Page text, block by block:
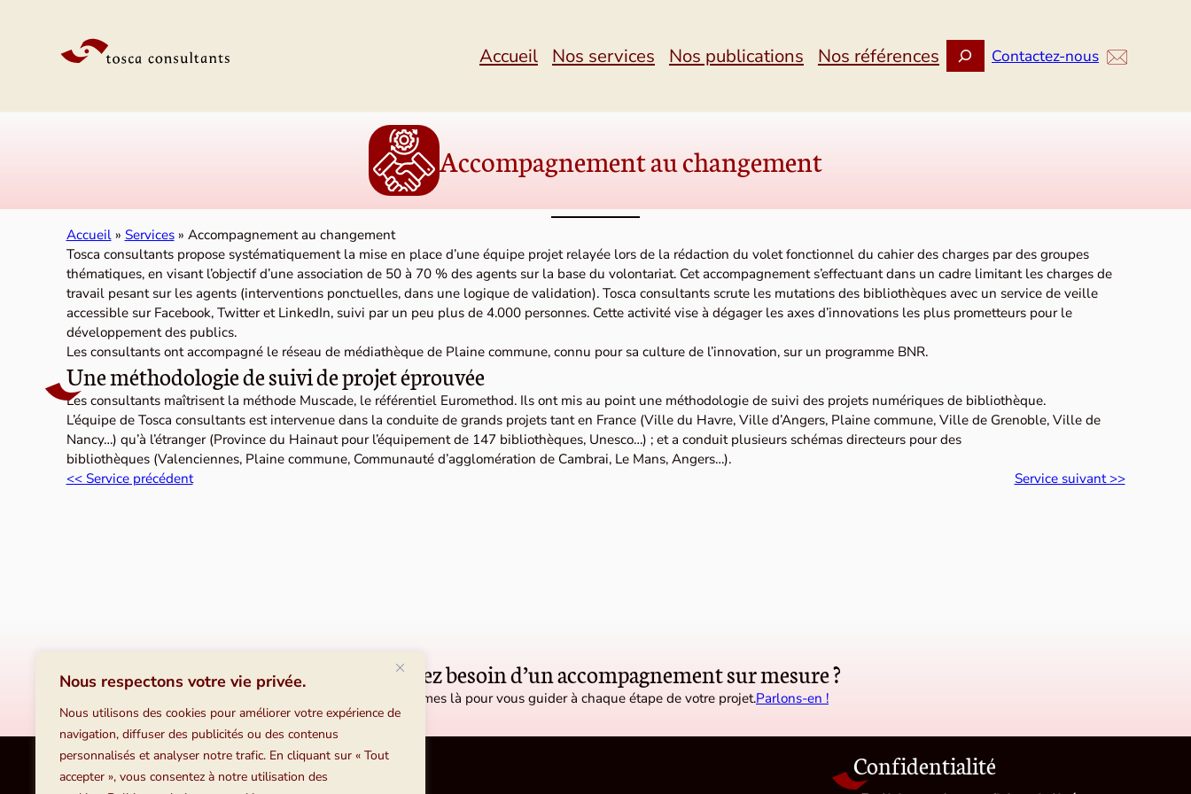
Nous respectons votre vie privée.
Nous utilisons des cookies pour améliorer votre expérience de
navigation, diffuser des publicités ou des contenus
personnalisés et analyser notre trafic. En cliquant sur « Tout
accepter », vous consentez à notre utilisation des
Accueil Nos services Nos publications Nos références RechercherContactez-nous
Accompagnement au changement
Accueil» Services» Accompagnement au changement
Tosca consultants propose systématiquement la mise en place d’une équipe projet relayée lors de la rédaction du volet fonctionnel du cahier des charges par des groupes
thématiques, en visant l’objectif d’une association de 50 à 70 % des agents sur la base du volontariat. Cet accompagnement s’effectuant dans un cadre limitant les charges de
travail pesant sur les agents (interventions ponctuelles, dans une logique de validation). Tosca consultants scrute les mutations des bibliothèques avec un service de veille
accessible sur Facebook, Twitter et LinkedIn, suivi par un peu plus de 4.000 personnes. Cette activité vise à dégager les axes d’innovations les plus prometteurs pour le
développement des publics.
Les consultants ont accompagné le réseau de médiathèque de Plaine commune, connu pour sa culture de l’innovation, sur un programme BNR.
Une méthodologie de suivi de projet éprouvée
Les consultants maîtrisent la méthode Muscade, le référentiel Euromethod. Ils ont mis au point une méthodologie de suivi des projets numériques de bibliothèque.
L’équipe de Tosca consultants est intervenue dans la conduite de grands projets tant en France (Ville du Havre, Ville d’Angers, Plaine commune, Ville de Grenoble, Ville de
Nancy…) qu’à l’étranger (Province du Hainaut pour l’équipement de 147 bibliothèques, Unesco…) ; et a conduit plusieurs schémas directeurs pour des
bibliothèques (Valenciennes, Plaine commune, Communauté d’agglomération de Cambrai, Le Mans, Angers…).
<< Service précédent
Service suivant >>
Vous avez besoin d’un accompagnement sur mesure ?
Nous sommes là pour vous guider à chaque étape de votre projet.Parlons-en !
Nous contacter Confidentialité